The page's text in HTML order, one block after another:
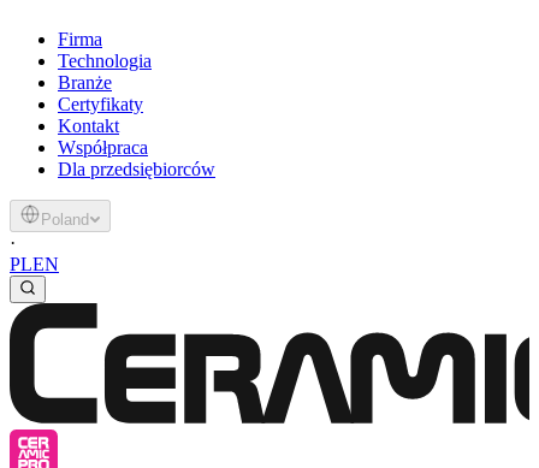
Firma
Technologia
Branże
Certyfikaty
Kontakt
Współpraca
Dla przedsiębiorców
Poland
·
PLEN